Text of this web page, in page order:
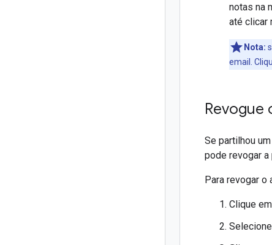
notas na
até clicar
Nota:
email.
Revogue
Se partilhou
pode revogar a
Para revogar
Clique em
Selecione